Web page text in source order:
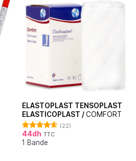
ELASTOPLAST TENSOPLAST
ELASTICOPLAST /COMFORT
Note4.64
sur 5
(22)
44dh TTC
1 Bande